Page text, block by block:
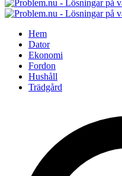
Hem
Dator
Ekonomi
Fordon
Hushåll
Trädgård